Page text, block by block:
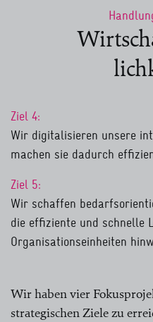
Ziel 4:
Wir digitalisieren unsere
machen sie dadurch
Ziel 5:
Wir schaffen
die effiziente und schnelle
Organisationseinheiten
Wir haben vier
strategischen Ziele zu